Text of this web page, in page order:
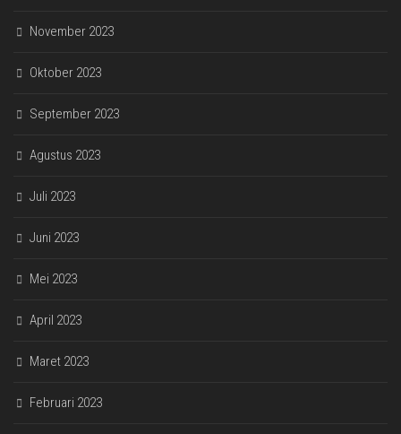
November 2023
Oktober 2023
September 2023
Agustus 2023
Juli 2023
Juni 2023
Mei 2023
April 2023
Maret 2023
Februari 2023